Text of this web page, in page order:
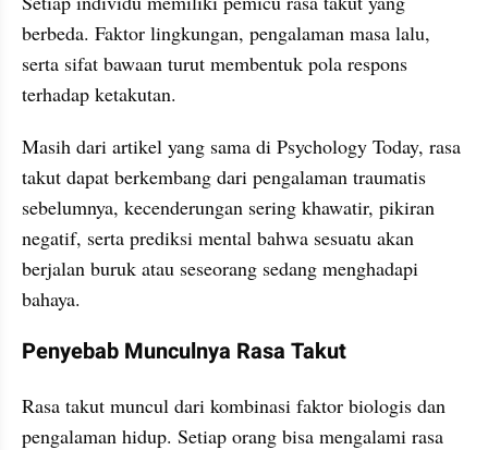
berbeda. Faktor lingkungan, pengalaman masa lalu,
serta sifat bawaan turut membentuk pola respons
terhadap ketakutan.
Masih dari artikel yang sama di Psychology Today, rasa
takut dapat berkembang dari pengalaman traumatis
sebelumnya, kecenderungan sering khawatir, pikiran
negatif, serta prediksi mental bahwa sesuatu akan
berjalan buruk atau seseorang sedang menghadapi
bahaya.
Penyebab Munculnya Rasa Takut
Rasa takut muncul dari kombinasi faktor biologis dan
pengalaman hidup. Setiap orang bisa mengalami rasa